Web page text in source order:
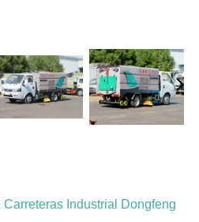
Industrial Dongfeng